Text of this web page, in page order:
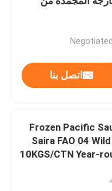
اتصل بنا
Frozen Pacific
Saira FAO 04
10KGS/CTN Year-